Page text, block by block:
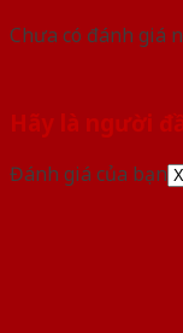
Chưa có đánh giá
Hãy là người
Đánh giá của bạn